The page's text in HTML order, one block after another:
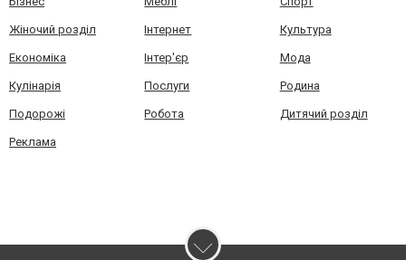
Жіночий розділ Інтернет Культура
Економіка Інтер'єр Мода
Кулінарія Послуги Родина
Подорожі Робота Дитячий розділ
Реклама